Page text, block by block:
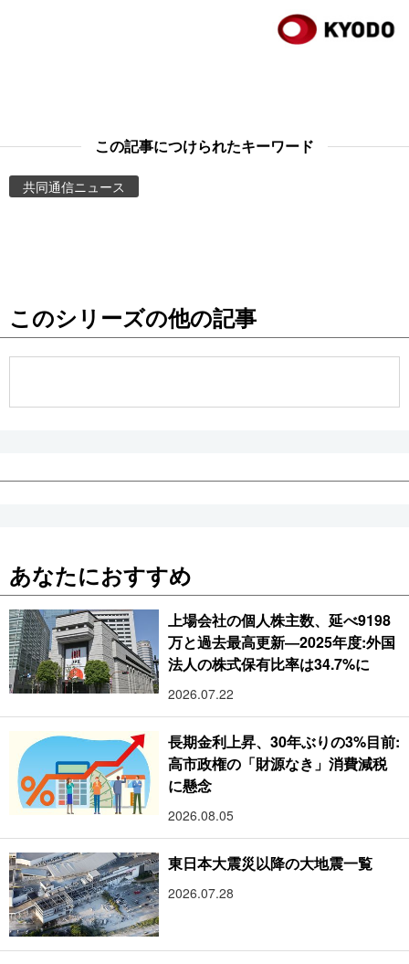
お知らせ
この記事につけられたキーワード
共同通信ニュース
このシリーズの他の記事
あなたにおすすめ
上場会社の個人株主数、延べ9198
万と過去最高更新―2025年度:外国
法人の株式保有比率は34.7%に
2026.07.22
長期金利上昇、30年ぶりの3%目前:
高市政権の「財源なき」消費減税
に懸念
2026.08.05
東日本大震災以降の大地震一覧
2026.07.28